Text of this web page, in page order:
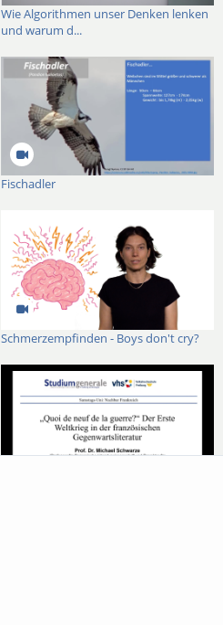
Wie Algorithmen unser Denken lenken
und warum d...
Fischadler
Schmerzempfinden - Boys don't cry?